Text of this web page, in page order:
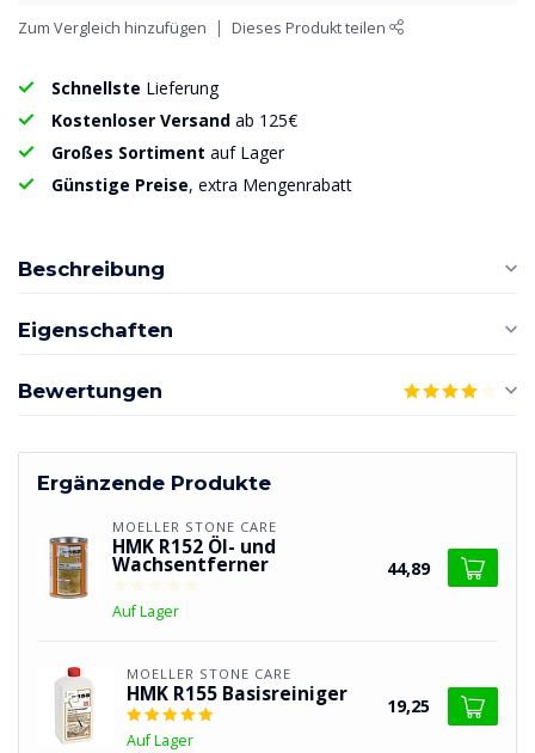
Zum Vergleich hinzufügen Dieses Produkt teilen
Schnellste Lieferung
Kostenloser Versand ab 125€
Großes Sortiment auf Lager
Günstige Preise, extra Mengenrabatt
Beschreibung
Eigenschaften
Bewertungen
Ergänzende Produkte
MOELLER STONE CARE
HMK R152 Öl- und
Wachsentferner
Auf Lager
44,89
MOELLER STONE CARE
HMK R155 Basisreiniger
Auf Lager
19,25